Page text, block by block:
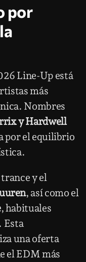
por
Line-Up está
más
Nombres
y Hardwell
por el equilibrio
y el
, así como el
, habituales
Esta
una oferta
el EDM más